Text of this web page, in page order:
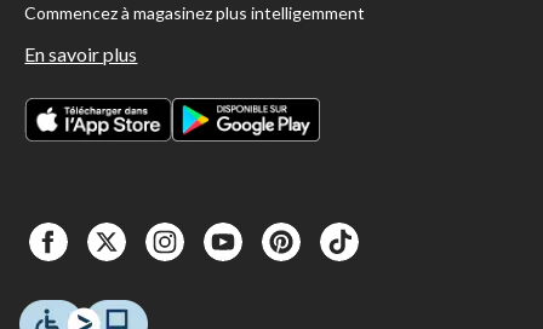
Commencez à magasinez plus intelligemment
En savoir plus